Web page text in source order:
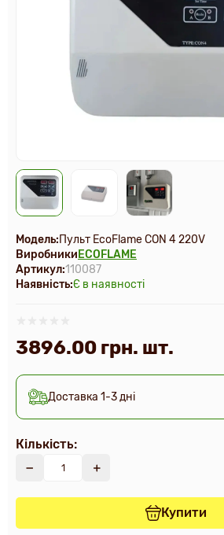
Модель:Пульт EcoFlame CON 4 220V
Виробники ECOFLAME
Артикул:110087
Наявність:Є в наявності
Доставка 1-3 дні
3896.00 грн. шт.
Кількість:
Купити